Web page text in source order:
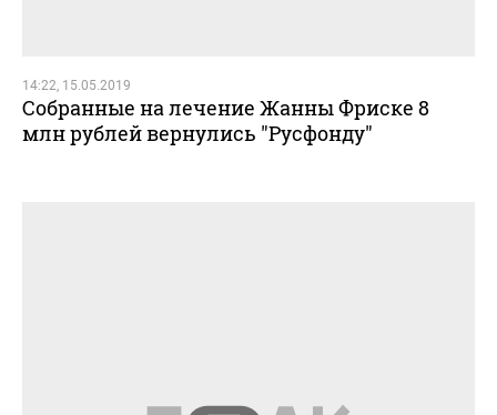
14:22, 15.05.2019
Собранные на лечение Жанны Фриске 8
млн рублей вернулись "Русфонду"